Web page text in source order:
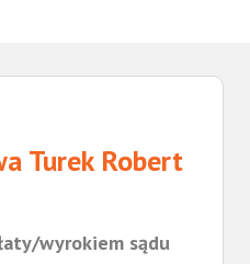
Turek Robert
wyrokiem sądu